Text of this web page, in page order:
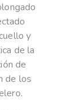
y
de la
de
de los